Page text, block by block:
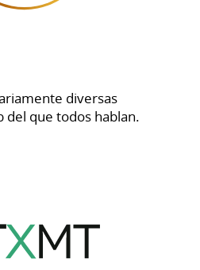
diversas
del que todos hablan.